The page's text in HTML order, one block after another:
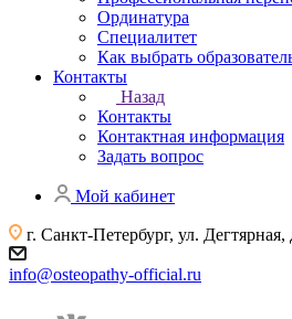
Ординатура
Специалитет
Как выбрать
Контакты
Назад
Контакты
Контактная информация
Задать вопрос
Мой кабинет
г. Санкт-Петербург, ул. Дегтярная,
info@osteopathy-official.ru